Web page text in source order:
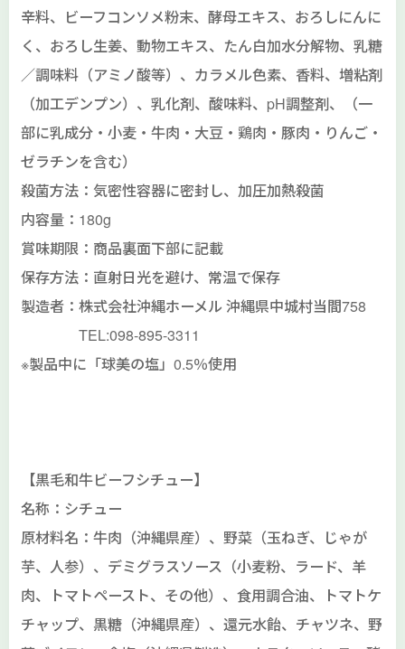
辛料、ビーフコンソメ粉末、酵母エキス、おろしにんに
く、おろし生姜、動物エキス、たん白加水分解物、乳糖
／調味料（アミノ酸等）、カラメル色素、香料、増粘剤
（加工デンプン）、乳化剤、酸味料、pH調整剤、（一
部に乳成分・小麦・牛肉・大豆・鶏肉・豚肉・りんご・
ゼラチンを含む）
殺菌方法：気密性容器に密封し、加圧加熱殺菌
内容量：180g
賞味期限：商品裏面下部に記載
保存方法：直射日光を避け、常温で保存
製造者：株式会社沖縄ホーメル 沖縄県中城村当間758
TEL:098-895-3311
※製品中に「球美の塩」0.5％使用
【黒毛和牛ビーフシチュー】
名称：シチュー
原材料名：牛肉（沖縄県産）、野菜（玉ねぎ、じゃが
芋、人参）、デミグラスソース（小麦粉、ラード、羊
肉、トマトペースト、その他）、食用調合油、トマトケ
チャップ、黒糖（沖縄県産）、還元水飴、チャツネ、野